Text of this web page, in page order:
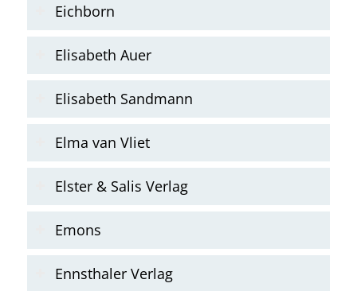
Eichborn
Elisabeth Auer
Elisabeth Sandmann
Elma van Vliet
Elster & Salis Verlag
Emons
Ennsthaler Verlag